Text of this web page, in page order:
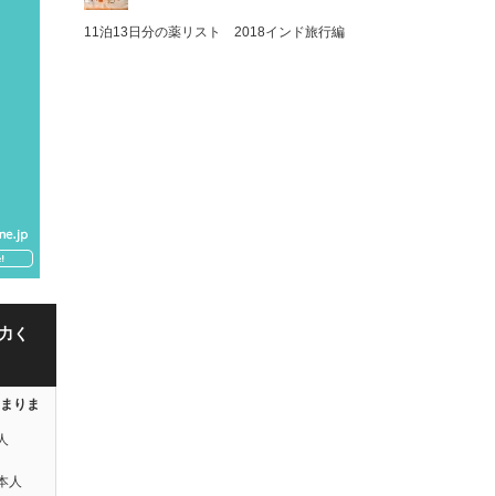
く
りま
人
11泊13日分の薬リスト 2018インド旅行編